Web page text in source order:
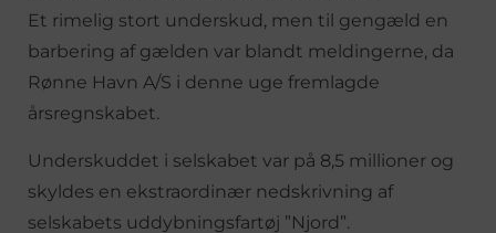
Et rimelig stort underskud, men til gengæld en
barbering af gælden var blandt meldingerne, da
Rønne Havn A/S i denne uge fremlagde
årsregnskabet.
Underskuddet i selskabet var på 8,5 millioner og
skyldes en ekstraordinær nedskrivning af
selskabets uddybningsfartøj ”Njord”.